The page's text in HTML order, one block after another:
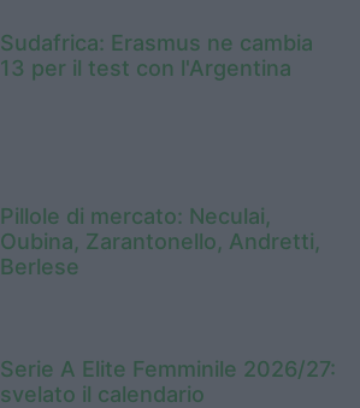
Sudafrica: Erasmus ne cambia
13 per il test con l'Argentina
Pillole di mercato: Neculai,
Oubina, Zarantonello, Andretti,
Berlese
Serie A Elite Femminile 2026/27:
svelato il calendario